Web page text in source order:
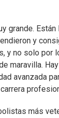
grande.
y
y no solo
maravilla.
avanzada
más